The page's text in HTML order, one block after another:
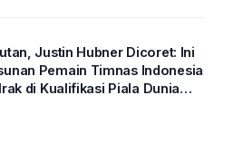
Justin Hubner Dicoret: Ini
Pemain Timnas Indonesia
di Kualifikasi Piala Dunia